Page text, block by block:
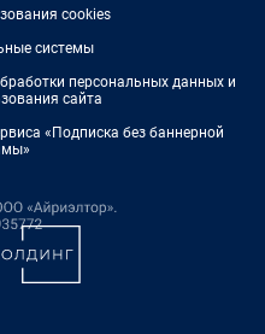
cookies
системы
персональных данных и
сайта
«Подписка без баннерной